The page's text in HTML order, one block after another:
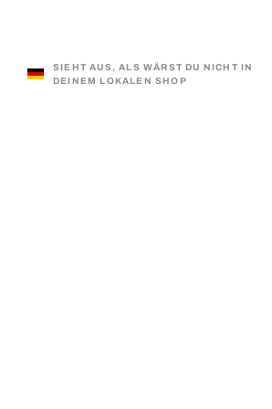
SIEHT AUS, ALS WÄRST DU NICHT IN
DEINEM LOKALEN SHOP